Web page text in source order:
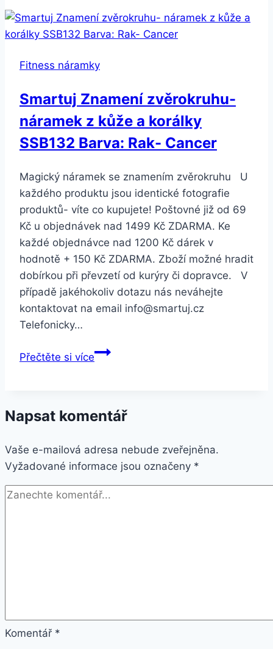
s
přívěskem
Scorpions
Fitness náramky
Smartuj Znamení zvěrokruhu-
náramek z kůže a korálky
SSB132 Barva: Rak- Cancer
Magický náramek se znamením zvěrokruhu U
každého produktu jsou identické fotografie
produktů- víte co kupujete! Poštovné již od 69
Kč u objednávek nad 1499 Kč ZDARMA. Ke
každé objednávce nad 1200 Kč dárek v
hodnotě + 150 Kč ZDARMA. Zboží možné hradit
dobírkou při převzetí od kurýry či dopravce. V
případě jakéhokoliv dotazu nás neváhejte
kontaktovat na email info@smartuj.cz
Telefonicky…
Přečtěte si víceSmartuj
z
a
korálky
SSB132
Barva:
Napsat komentář
Vaše e-mailová adresa nebude zveřejněna.
Vyžadované informace jsou označeny *
Komentář *